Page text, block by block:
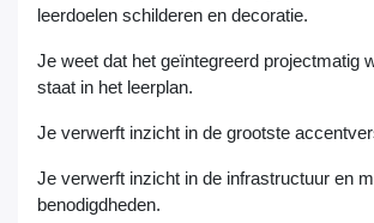
leerdoelen schilderen en decoratie.
Je weet dat het geïntegreerd projectmatig
staat in het leerplan.
Je verwerft inzicht in de grootste
Je verwerft inzicht in de infrastructuur en
benodigdheden.